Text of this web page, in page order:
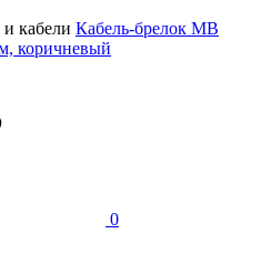
и кабели Кабель-брелок MB
коричневый
0